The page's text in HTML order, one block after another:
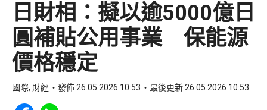
日財相：擬以逾5000億日
圓補貼公用事業 保能源
價格穩定
國際, 財經 發佈 26.05.2026 10:53 最後更新 26.05.2026 10:53
Share to Facebook
Share to WhatsApp